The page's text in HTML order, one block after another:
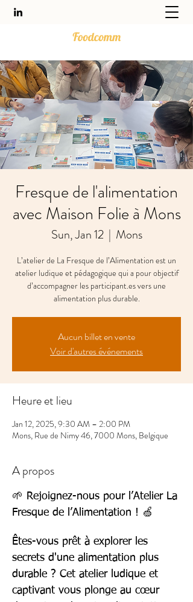
Fresque de l'alimentation
avec Maison Folie à Mons
Sun, Jan 12
  |
Mons
L’atelier de La Fresque de l’Alimentation est un
atelier ludique et pédagogique qui a pour objectif
d’accompagner les participant.es vers une
alimentation plus durable.
Aucun billet en vente
Voir d'autres événements
Heure et lieu
Jan 12, 2025, 9:30 AM – 2:00 PM
Mons, Rue de Nimy 46, 7000 Mons, Belgique
A propos
🌱 Rejoignez-nous pour l’Atelier La
Fresque de l’Alimentation ! 🍏
Êtes-vous prêt à explorer les
secrets d'une alimentation plus
durable ? Cet atelier ludique et
captivant vous plonge au cœur